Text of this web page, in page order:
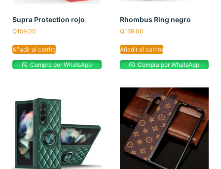
Supra Protection rojo
Q159.00
Añadir al carrito
Compra por WhatsApp
Rhombus Ring negro
Q169.00
Añadir al carrito
Compra por WhatsApp